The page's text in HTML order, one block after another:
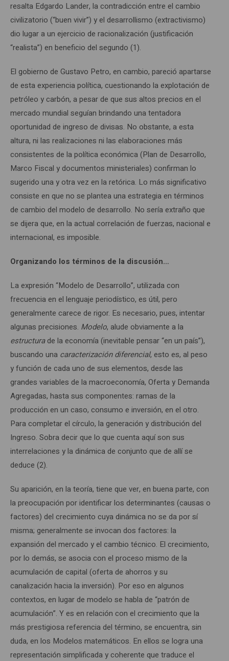
resalta Edgardo Lander, la contradicción entre el cambio
civilizatorio (“buen vivir”) y el desarrollismo (extractivismo)
dio lugar a un ejercicio de racionalización (justificación
“realista”) en beneficio del segundo (1).
El gobierno de Gustavo Petro, en cambio, pareció apartarse
de esta experiencia política, cuestionando la explotación de
petróleo y carbón, a pesar de que sus altos precios en el
mercado mundial seguían brindando una tentadora
oportunidad de ingreso de divisas. No obstante, a esta
altura, ni las realizaciones ni las elaboraciones más
consistentes de la política económica (Plan de Desarrollo,
Marco Fiscal y documentos ministeriales) confirman lo
sugerido una y otra vez en la retórica. Lo más significativo
consiste en que no se plantea una estrategia en términos
de cambio del modelo de desarrollo. No sería extraño que
se dijera que, en la actual correlación de fuerzas, nacional e
internacional, es imposible.
Organizando los términos de la discusión…
La expresión “Modelo de Desarrollo”, utilizada con
frecuencia en el lenguaje periodístico, es útil, pero
generalmente carece de rigor. Es necesario, pues, intentar
algunas precisiones. Modelo, alude obviamente a la
estructurade la economía (inevitable pensar “en un país”),
buscando una caracterización diferencial, esto es, al peso
y función de cada uno de sus elementos, desde las
grandes variables de la macroeconomía, Oferta y Demanda
Agregadas, hasta sus componentes: ramas de la
producción en un caso, consumo e inversión, en el otro.
Para completar el círculo, la generación y distribución del
Ingreso. Sobra decir que lo que cuenta aquí son sus
interrelaciones y la dinámica de conjunto que de allí se
deduce (2).
Su aparición, en la teoría, tiene que ver, en buena parte, con
la preocupación por identificar los determinantes (causas o
factores) del crecimiento cuya dinámica no se da por sí
misma; generalmente se invocan dos factores: la
expansión del mercado y el cambio técnico. El crecimiento,
por lo demás, se asocia con el proceso mismo de la
acumulación de capital (oferta de ahorros y su
canalización hacia la inversión). Por eso en algunos
contextos, en lugar de modelo se habla de “patrón de
acumulación”. Y es en relación con el crecimiento que la
más prestigiosa referencia del término, se encuentra, sin
duda, en los Modelos matemáticos. En ellos se logra una
representación simplificada y coherente que traduce el